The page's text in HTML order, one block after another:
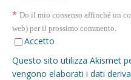
* Do il mio consenso affinché un
web) per il prossimo commento.
Accetto
Questo sito utilizza Akismet
vengono elaborati i dati